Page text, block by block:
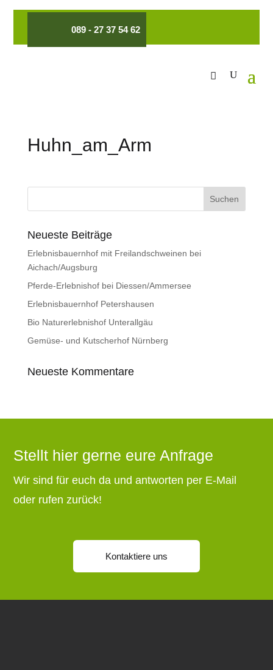
089 - 27 37 54 62
Huhn_am_Arm
Neueste Beiträge
Erlebnisbauernhof mit Freilandschweinen bei
Aichach/Augsburg
Pferde-Erlebnishof bei Diessen/Ammersee
Erlebnisbauernhof Petershausen
Bio Naturerlebnishof Unterallgäu
Gemüse- und Kutscherhof Nürnberg
Neueste Kommentare
Stellt hier gerne eure Anfrage
Wir sind für euch da und antworten per E-Mail
oder rufen zurück!
Kontaktiere uns